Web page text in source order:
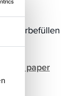
paper